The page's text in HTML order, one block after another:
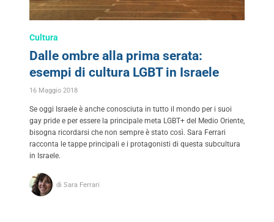
Cultura
Dalle ombre alla prima serata:
esempi di cultura LGBT in Israele
16 Maggio 2018
Se oggi Israele è anche conosciuta in tutto il mondo per i suoi
gay pride e per essere la principale meta LGBT+ del Medio Oriente,
bisogna ricordarsi che non sempre è stato così. Sara Ferrari
racconta le tappe principali e i protagonisti di questa subcultura
in Israele.
di Sara Ferrari